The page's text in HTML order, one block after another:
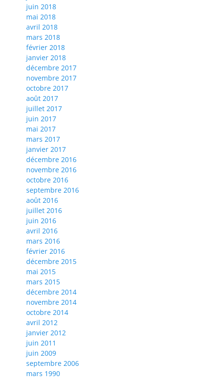
juin 2018
mai 2018
avril 2018
mars 2018
février 2018
janvier 2018
décembre 2017
novembre 2017
octobre 2017
août 2017
juillet 2017
juin 2017
mai 2017
mars 2017
janvier 2017
décembre 2016
novembre 2016
octobre 2016
septembre 2016
août 2016
juillet 2016
juin 2016
avril 2016
mars 2016
février 2016
décembre 2015
mai 2015
mars 2015
décembre 2014
novembre 2014
octobre 2014
avril 2012
janvier 2012
juin 2011
juin 2009
septembre 2006
mars 1990